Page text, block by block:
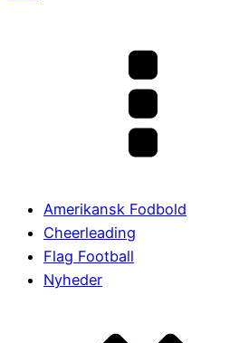
Amerikansk Fodbold
Cheerleading
Flag Football
Nyheder